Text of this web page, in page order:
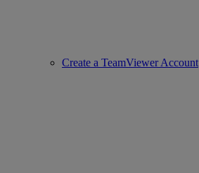
Create a TeamViewer Account